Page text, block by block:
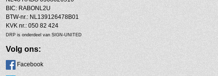
BIC: RABONL2U
BTW-nr.: NL139126478B01
KVK nr.: 050 82 424
DRP is onderdeel van SIGN-UNITED
Volg ons:
Facebook